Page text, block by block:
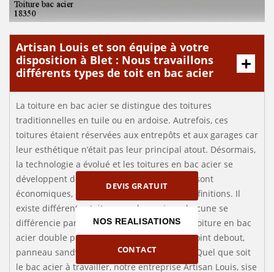
DEVIS GRATUIT
NOS REALISATIONS
CONTACT
Artisan Louis et son équipe à votre
disposition à Blet : Nous travaillons
différents types de toit en bac acier
La toiture en bac acier se distingue des toitures
traditionnelles en tuile ou en ardoise. Autrefois, ces
toitures étaient réservées aux entrepôts et aux garages car
leur esthétique n’était pas leur principal atout. Désormais,
la technologie a évolué et les toitures en bac acier se
développent de plus en plus. En effet, elles sont
économiques, et proposent divers coloris et finitions. Il
existe différentes toitures en bac acier ; chacune se
différencie par sa technologie et son coût : toiture en bac
acier double peau avec isolation, bac acier joint debout,
panneau sandwich isolé, bac acier porteur. Quel que soit
le bac acier à travailler, notre entreprise Artisan Louis, sise